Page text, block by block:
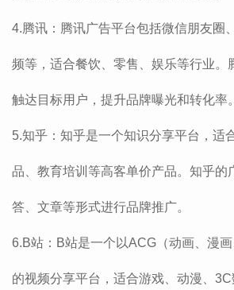
‌4.腾讯‌：腾讯广告平台包括微信朋友圈
频等，适合餐饮、零售、娱乐等行业。
触达目标用户，提升品牌曝光和转化率‌。
‌5.知乎‌：知乎是一个知识分享平台，适
品、教育培训等高客单价产品。知乎的
答、文章等形式进行品牌推广。
‌6.B站‌：B站是一个以ACG（动画、漫
的视频分享平台，适合游戏、动漫、